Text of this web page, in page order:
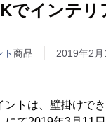
でインテ
商品 2019年2
ントは、壁掛けで